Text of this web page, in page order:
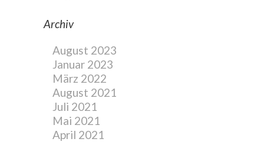
Archiv
August 2023
Januar 2023
März 2022
August 2021
Juli 2021
Mai 2021
April 2021